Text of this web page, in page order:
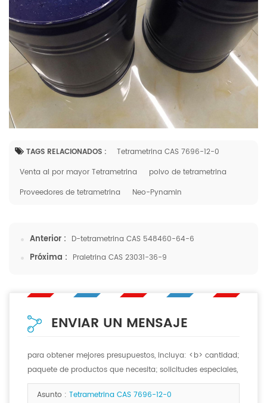
TAGS RELACIONADOS :
Tetrametrina CAS 7696-12-0
Venta al por mayor Tetrametrina
polvo de tetrametrina
Proveedores de tetrametrina
Neo-Pynamin
Anterior : D-tetrametrina CAS 548460-64-6
Próxima : Praletrina CAS 23031-36-9
ENVIAR UN MENSAJE
para obtener mejores presupuestos, incluya: <b> cantidad;
paquete de productos que necesita; solicitudes especiales,
si las hay. <b>
Asunto : Tetrametrina CAS 7696-12-0